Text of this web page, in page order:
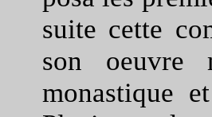
suite cette
son oeuvre
monastique